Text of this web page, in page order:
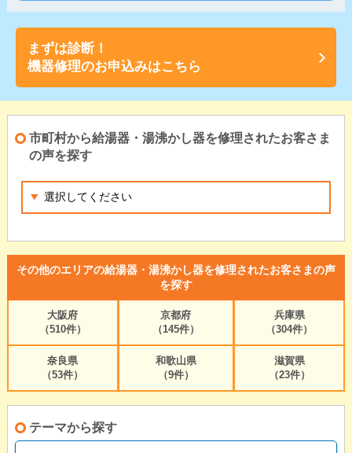
まずは診断！
機器修理のお申込みはこちら
市町村から給湯器・湯沸かし器を修理されたお客さま
の声を探す
その他のエリアの給湯器・湯沸かし器を修理されたお客さまの声
を探す
大阪府
（510件）
京都府
（145件）
兵庫県
（304件）
奈良県
（53件）
和歌山県
（9件）
滋賀県
（23件）
テーマから探す